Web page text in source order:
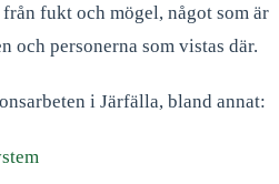
fukt och mögel, något som är
och personerna som vistas där.
i Järfälla, bland annat: